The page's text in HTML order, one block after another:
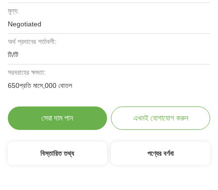
মূল্য:
Negotiated
অর্থ প্রদানের শর্তাবলী:
টি/টি
সরবরাহের ক্ষমতা:
650প্রতি মাসে,000 বোতল
সেরা দাম পান এখনই যোগাযোগ করুন
বিস্তারিত তথ্য পণ্যের বর্ণনা